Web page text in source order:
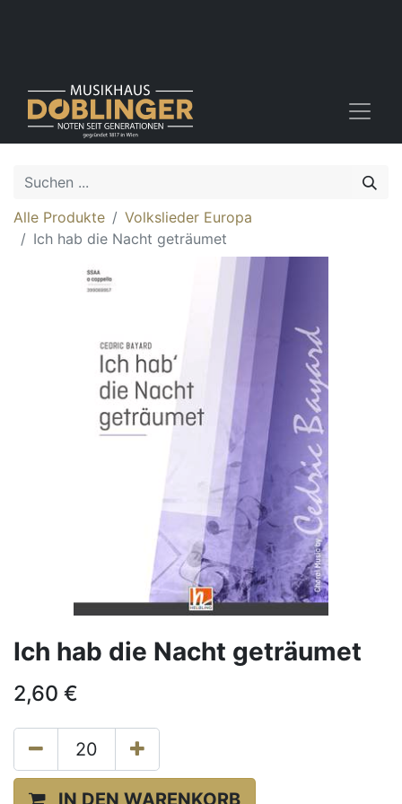
Alle Produkte
Volkslieder Europa
Ich hab die Nacht geträumet
Ich hab die Nacht geträumet
2,60 €
IN DEN WARENKORB